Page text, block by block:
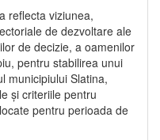
reflecta viziunea,
de dezvoltare ale
de decizie, a oamenilor
pentru stabilirea unui
municipiului Slatina,
și criteriile pentru
pentru perioada de